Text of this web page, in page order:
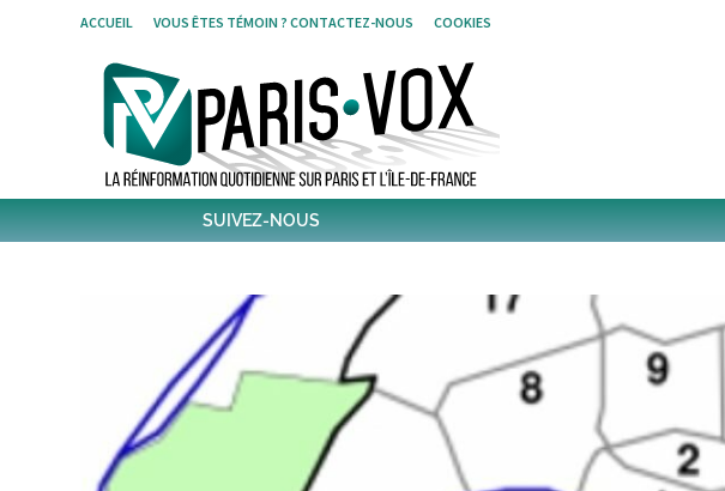
ACCUEIL VOUS ÊTES TÉMOIN ? CONTACTEZ-NOUS COOKIES
SUIVEZ-NOUS
6,305 Post